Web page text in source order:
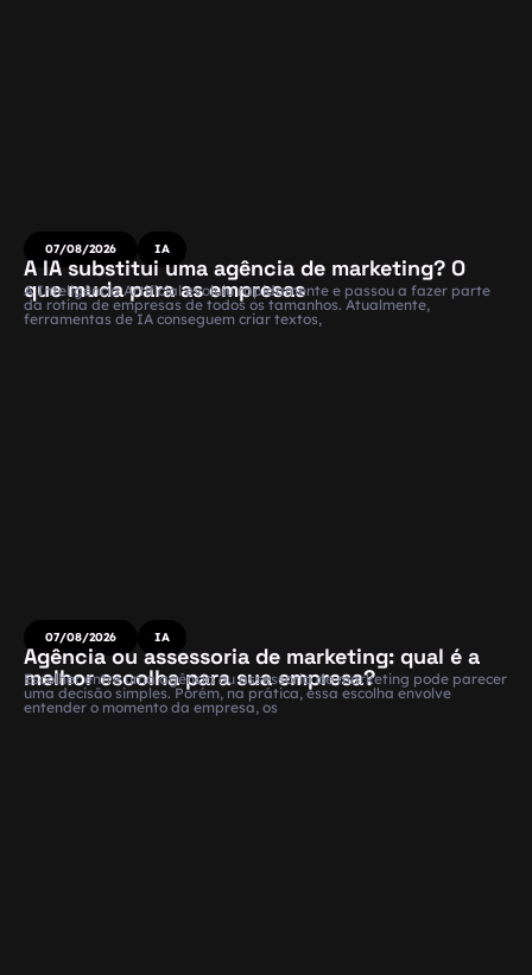
07/08/2026 IA
A IA substitui uma agência de marketing? O
que muda para as empresas
A Inteligência Artificial evoluiu rapidamente e passou a fazer parte
da rotina de empresas de todos os tamanhos. Atualmente,
ferramentas de IA conseguem criar textos,
07/08/2026 IA
Agência ou assessoria de marketing: qual é a
melhor escolha para sua empresa?
Escolher entre uma agência ou assessoria de marketing pode parecer
uma decisão simples. Porém, na prática, essa escolha envolve
entender o momento da empresa, os